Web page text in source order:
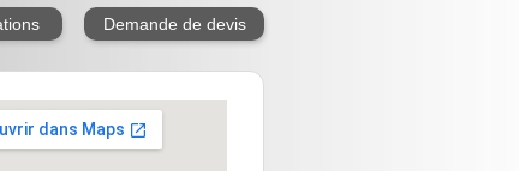
Demande de devis